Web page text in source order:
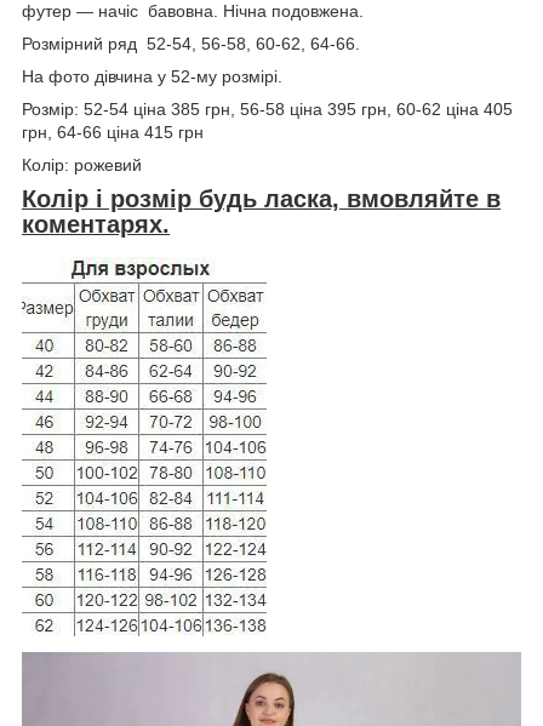
футер — начіс бавовна. Нічна подовжена.
Розмірний ряд 52-54, 56-58, 60-62, 64-66.
На фото дівчина у 52-му розмірі.
Розмір: 52-54 ціна 385 грн, 56-58 ціна 395 грн, 60-62 ціна 405
грн, 64-66 ціна 415 грн
Колір: рожевий
Колір і розмір будь ласка, вмовляйте в
коментарях.